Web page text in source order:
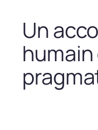
Un